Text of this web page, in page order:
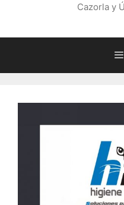
Cazorla y